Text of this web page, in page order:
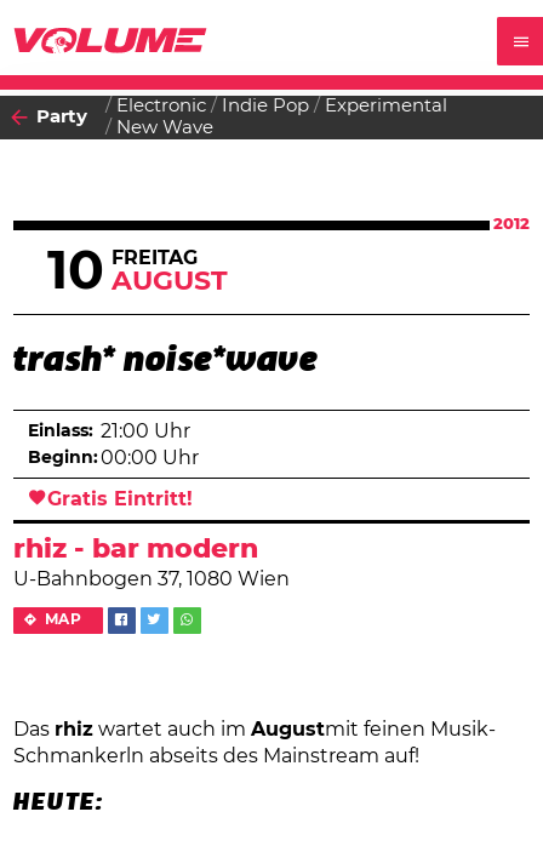
Party
Electronic Indie Pop
Experimental
New Wave
2012
10 FREITAG
AUGUST
trash* noise*wave
rhiz - bar modern
U-Bahnbogen 37, 1080 Wien
MAP
Einlass: 21:00 Uhr
Beginn:00:00 Uhr
Gratis Eintritt!
Das rhiz wartet auch imAugustmit feinen Musik-
Schmankerln abseits des Mainstream auf!
HEUTE: